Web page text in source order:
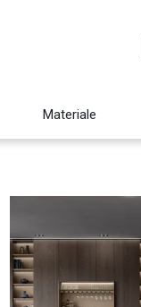
Materiale